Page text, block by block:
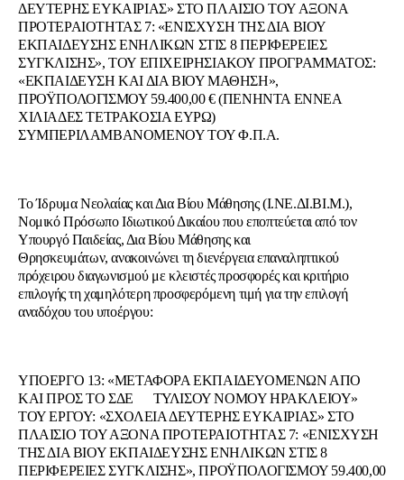
ΔΕΥΤΕΡΗΣ ΕΥΚΑΙΡΙΑΣ» ΣΤΟ ΠΛΑΙΣΙΟ ΤΟΥ ΑΞΟΝΑ
ΠΡΟΤΕΡΑΙΟΤΗΤΑΣ 7: «ΕΝΙΣΧΥΣΗ ΤΗΣ ΔΙΑ ΒΙΟΥ
ΕΚΠΑΙΔΕΥΣΗΣ ΕΝΗΛΙΚΩΝ ΣΤΙΣ 8 ΠΕΡΙΦΕΡΕΙΕΣ
ΣΥΓΚΛΙΣΗΣ», ΤΟΥ ΕΠΙΧΕΙΡΗΣΙΑΚΟΥ ΠΡΟΓΡΑΜΜΑΤΟΣ:
«ΕΚΠΑΙΔΕΥΣΗ ΚΑΙ ΔΙΑ ΒΙΟΥ ΜΑΘΗΣΗ»,
ΠΡΟΫΠΟΛΟΓΙΣΜΟΥ 59.400,00 € (ΠΕΝΗΝΤΑ ΕΝΝΕΑ
ΧΙΛΙΑΔΕΣ ΤΕΤΡΑΚΟΣΙΑ ΕΥΡΩ)
ΣΥΜΠΕΡΙΛΑΜΒΑΝΟΜΕΝΟΥ ΤΟΥ Φ.Π.Α.
Το Ίδρυμα Νεολαίας και Δια Βίου Μάθησης (Ι.ΝΕ.ΔΙ.ΒΙ.Μ.),
Νομικό Πρόσωπο Ιδιωτικού Δικαίου που εποπτεύεται από τον
Υπουργό Παιδείας, Δια Βίου Μάθησης και
Θρησκευμάτων, ανακοινώνει τη διενέργεια επαναληπτικού
πρόχειρου διαγωνισμού με κλειστές προσφορές και κριτήριο
επιλογής τη χαμηλότερη προσφερόμενη τιμή για την επιλογή
αναδόχου του υποέργου:
ΥΠΟΕΡΓΟ 13: «ΜΕΤΑΦΟΡΑ ΕΚΠΑΙΔΕΥΟΜΕΝΩΝ ΑΠΟ
ΚΑΙ ΠΡΟΣ ΤΟ ΣΔΕ ΤΥΛΙΣΟΥ ΝΟΜΟΥ ΗΡΑΚΛΕΙΟΥ»
ΤΟΥ ΕΡΓΟΥ: «ΣΧΟΛΕΙΑ ΔΕΥΤΕΡΗΣ ΕΥΚΑΙΡΙΑΣ» ΣΤΟ
ΠΛΑΙΣΙΟ ΤΟΥ ΑΞΟΝΑ ΠΡΟΤΕΡΑΙΟΤΗΤΑΣ 7: «ΕΝΙΣΧΥΣΗ
ΤΗΣ ΔΙΑ ΒΙΟΥ ΕΚΠΑΙΔΕΥΣΗΣ ΕΝΗΛΙΚΩΝ ΣΤΙΣ 8
ΠΕΡΙΦΕΡΕΙΕΣ ΣΥΓΚΛΙΣΗΣ», ΠΡΟΫΠΟΛΟΓΙΣΜΟΥ 59.400,00